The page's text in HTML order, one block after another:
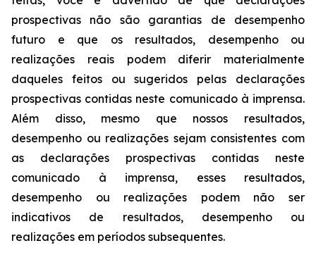
prospectivas não são garantias de desempenho
futuro e que os resultados, desempenho ou
realizações reais podem diferir materialmente
daqueles feitos ou sugeridos pelas declarações
prospectivas contidas neste comunicado à imprensa.
Além disso, mesmo que nossos resultados,
desempenho ou realizações sejam consistentes com
as declarações prospectivas contidas neste
comunicado à imprensa, esses resultados,
desempenho ou realizações podem não ser
indicativos de resultados, desempenho ou
realizações em períodos subsequentes.